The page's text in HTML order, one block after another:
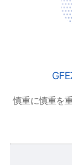
慎重に慎重を